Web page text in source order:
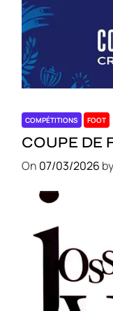
COMPÉTITIONS FOOT
COUPE DE
On 07/03/2026 by